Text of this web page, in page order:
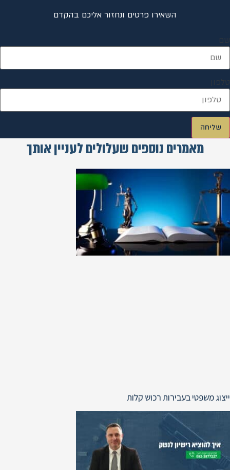
השאירו פרטים ונחזור אליכם בהקדם
שם
טלפון
שליחה
מאמרים נוספים שעלולים לעניין אותך
ייצוג משפטי בעבירות רכוש קלות